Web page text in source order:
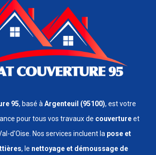
95, basé à Argenteuil (95100), est votre
pour tous vos travaux de couvertureet
d'Oise. Nos services incluent la pose et
, le nettoyage et démoussage de